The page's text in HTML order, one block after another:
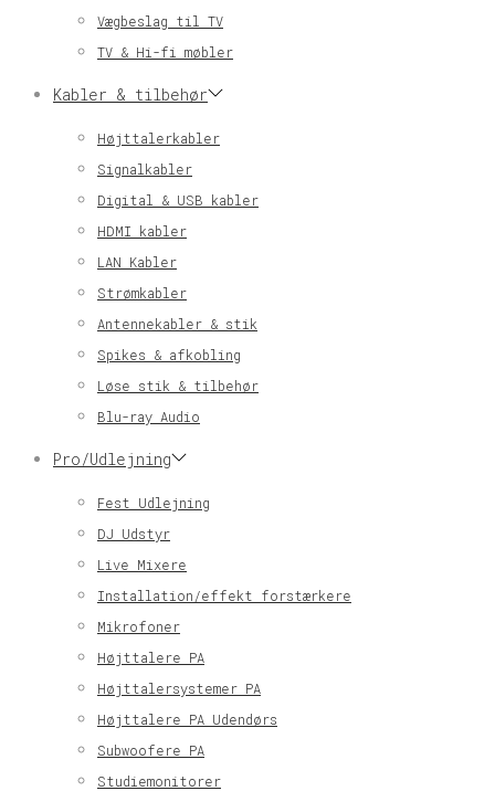
Vægbeslag til TV
TV & Hi-fi møbler
Kabler & tilbehør
Højttalerkabler
Signalkabler
Digital & USB kabler
HDMI kabler
LAN Kabler
Strømkabler
Antennekabler & stik
Spikes & afkobling
Løse stik & tilbehør
Blu-ray Audio
Pro/Udlejning
Fest Udlejning
DJ Udstyr
Live Mixere
Installation/effekt forstærkere
Mikrofoner
Højttalere PA
Højttalersystemer PA
Højttalere PA Udendørs
Subwoofere PA
Studiemonitorer